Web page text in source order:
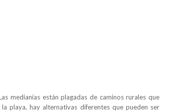
medianías están plagadas de caminos rurales que
playa, hay alternativas diferentes que pueden ser